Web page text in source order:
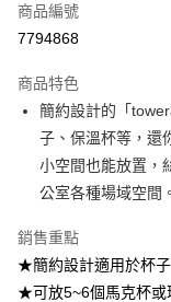
【繳款方式說明】
1.分期款項不併入電信
2.透過簡訊連結打開帳
【注意事項】
1.本服務係由「台灣大
用戶於交易時，得透過
買賣價金債權讓與本公
資料（包含姓名、電話
由本公司與您本人進行
3.完整用戶服務條款，請
商品編號
7794868
商品特色
簡約設計的「
子、保溫杯等，還
小空間也能放置，
公室各種場域空間
銷售重點
★簡約設計適用於杯
★可放5~6個馬克杯或